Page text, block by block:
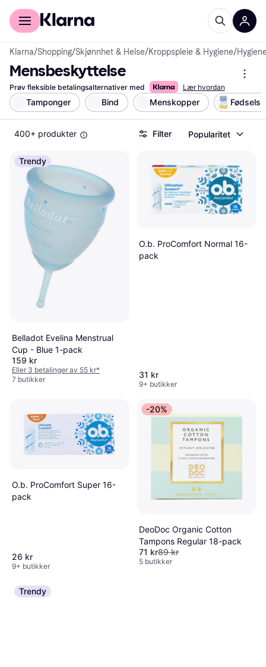
For kunder
Klarna/Shopping/Skjønnhet & Helse/Kroppspleie & Hygiene/
Mensbeskyttelse
Prøv fleksible betalingsalternativer med Lær hvordan
Tamponger Bind Menskopper
400+ produkter Filter Popularitet
Trendy
Belladot Evelina Menstrual
Cup - Blue 1-pack
159 kr
Eller 3 betalinger av 55 kr*
7 butikker
O.b. ProComfort Normal 16-
pack
31 kr
9+ butikker
O.b. ProComfort Super 16-
pack
26 kr
9+ butikker
-20%
DeoDoc Organic Cotton
Tampons Regular 18-pack
71 kr89 kr
5 butikker
Trendy